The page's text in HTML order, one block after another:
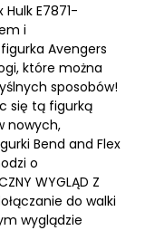
E7871-
i
Avengers
które można
sposobów!
się tą figurką
nowych,
Bend and Flex
o
WYGLĄD Z
do walki
wyglądzie